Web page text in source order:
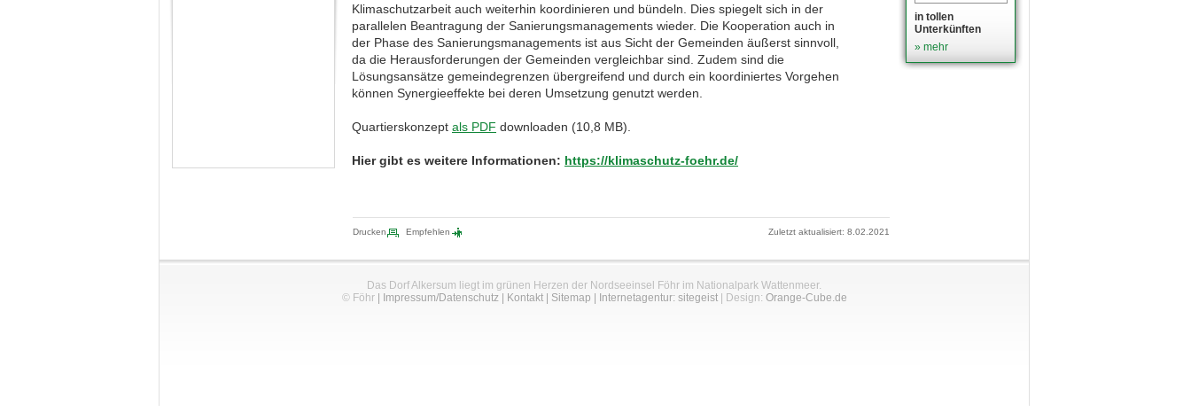
Klimaschutzarbeit auch weiterhin koordinieren und bündeln. Dies spiegelt sich in der
parallelen Beantragung der Sanierungsmanagements wieder. Die Kooperation auch in
der Phase des Sanierungsmanagements ist aus Sicht der Gemeinden äußerst sinnvoll,
da die Herausforderungen der Gemeinden vergleichbar sind. Zudem sind die
Lösungsansätze gemeindegrenzen übergreifend und durch ein koordiniertes Vorgehen
können Synergieeffekte bei deren Umsetzung genutzt werden.
Quartierskonzept als PDF downloaden (10,8 MB).
Hier gibt es weitere Informationen: https://klimaschutz-foehr.de/
in tollen
Unterkünften
» mehr
Drucken Empfehlen Zuletzt aktualisiert: 8.02.2021
Das Dorf Alkersum liegt im grünen Herzen der Nordseeinsel Föhr im Nationalpark Wattenmeer.
© Föhr| Impressum/Datenschutz| Kontakt| Sitemap Internetagentur: sitegeist| Design: Orange-Cube.de